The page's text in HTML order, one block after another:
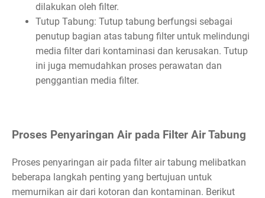
dilakukan oleh filter.
Tutup Tabung: Tutup tabung berfungsi sebagai
penutup bagian atas tabung filter untuk melindungi
media filter dari kontaminasi dan kerusakan. Tutup
ini juga memudahkan proses perawatan dan
penggantian media filter.
Proses Penyaringan Air pada Filter Air Tabung
Proses penyaringan air pada filter air tabung melibatkan
beberapa langkah penting yang bertujuan untuk
memurnikan air dari kotoran dan kontaminan. Berikut